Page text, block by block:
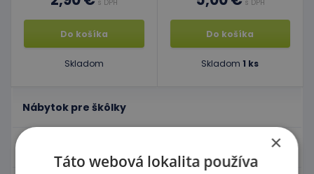
Nábytok pre škôlky
s DPH
Do košíka
Skladom
s DPH
Do košíka
Skladom 1 ks
×
Táto webová lokalita používa